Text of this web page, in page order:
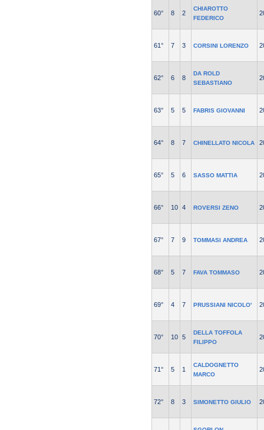
60° 8 2
CHIAROTTO
FEDERICO
61° 7 3 CORSINI LORENZO
62° 6 8
DA ROLD
SEBASTIANO
63° 5 5 FABRIS GIOVANNI
64° 8 7 CHINELLATO NICOLA
65° 5 6 SASSO MATTIA
66° 10 4 ROVERSI ZENO
67° 7 9 TOMMASI ANDREA
68° 5 7 FAVA TOMMASO
69° 4 7 PRUSSIANI NICOLO'
70° 10 5
DELLA TOFFOLA
FILIPPO
71° 5 1
CALDOGNETTO
MARCO
72° 8 3 SIMONETTO GIULIO